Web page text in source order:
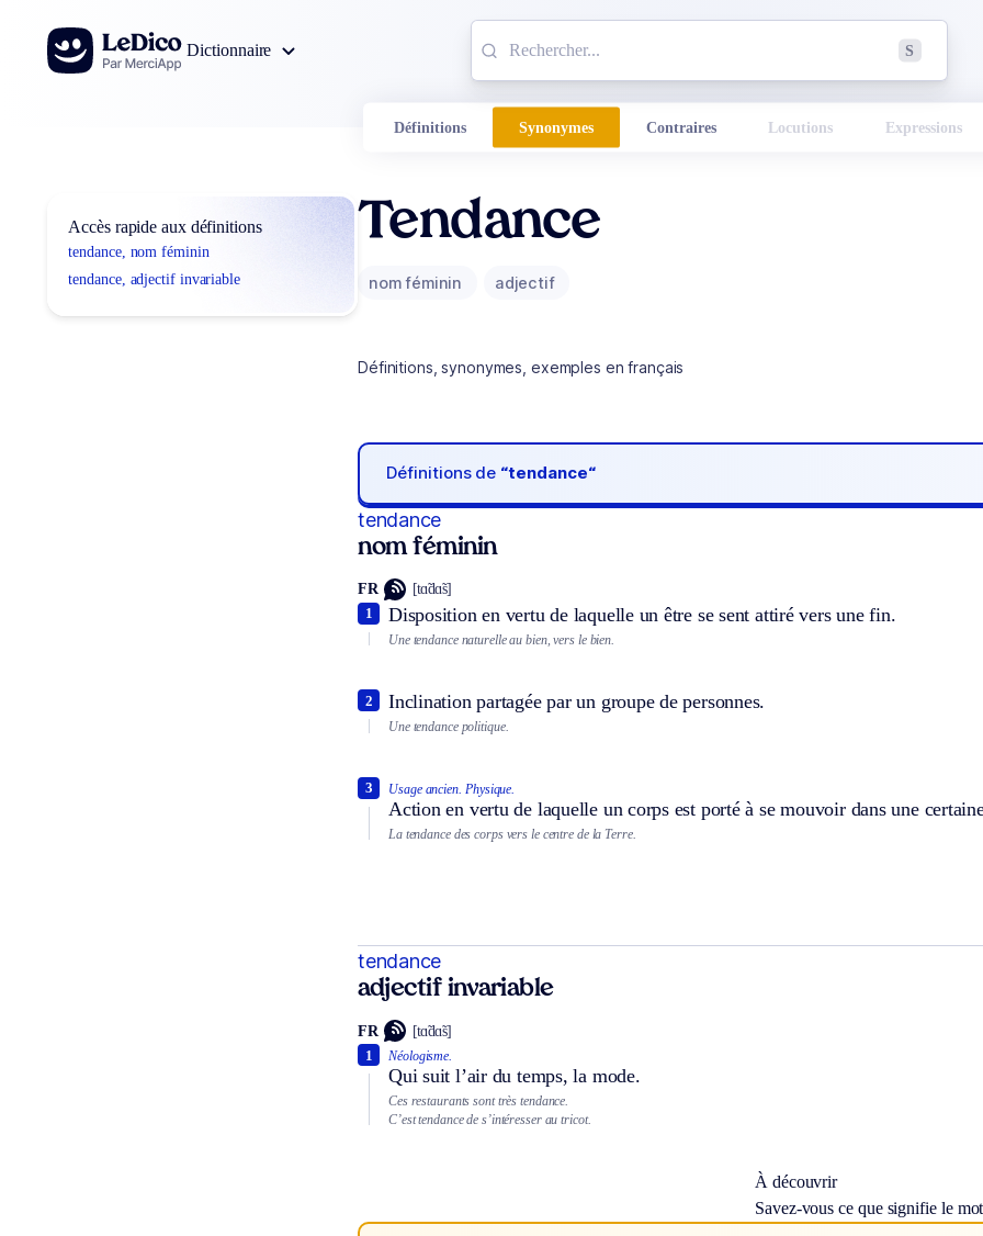
Aller au contenu
Dictionnaire
S
Définitions Synonymes Contraires Locutions Expressions
Accès rapide aux définitions
tendance, nom féminin
tendance, adjectif invariable
Tendance
nom féminin adjectif
Définitions, synonymes, exemples en français
Définitions de “tendance“
tendance
nom féminin
FR [tɑ̃dɑ̃s]
Disposition en vertu de laquelle un être se sent attiré vers une fin.
1
Une tendance naturelle au bien, vers le bien.
Inclination partagée par un groupe de personnes.
2
Une tendance politique.
Usage ancien. Physique.
Action en vertu de laquelle un corps est porté à se mouvoir dans une
3
La tendance des corps vers le centre de la Terre.
tendance
adjectif invariable
FR [tɑ̃dɑ̃s]
Néologisme.
Qui suit l’air du temps, la mode.
1
Ces restaurants sont très tendance.
C’est tendance de s’intéresser au tricot.
À découvrir
Savez-vous ce que signifie le